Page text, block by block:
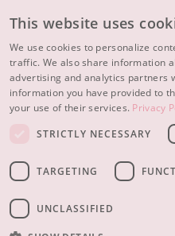
Piel expuesta al sol
Piel menopáusica
MÁS SOBRE NOSOTROS
INSPIRACIÓN
CONTACTO
© 2023 - 2026 Diadermine
This website uses
We use cookies to personalize
traffic. We also share information
advertising and analytics partners
information you have provided to
your use of their services. Privacy
STRICTLY NECESSARY
TARGETING
UNCLASSIFIED